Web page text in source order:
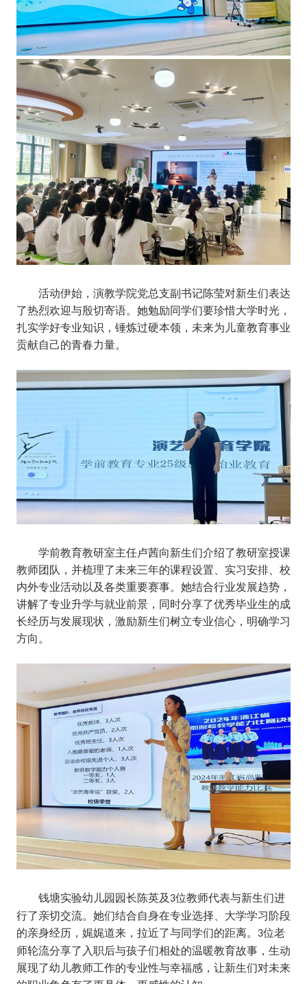
活动伊始， 演教学院党总支副书记陈莹对新生们表达
了热烈欢迎与殷切寄语。她勉励同学们要珍惜大学时光，
扎实学好专业知识，锤炼过硬本领，未来为 儿童教育事业
贡献自己的青春力量。
学前教育教研室主任卢茜向新生们介绍了教研室授课
教师团队，并梳理了未来三年的课程设置、 实习安排、校
内外专业活动 以及各类重要赛事。她结合行业发展趋势，
讲解了专业升学与就业前景，同时分享了优秀毕业生的成
长经历与发展现状，激励新生们树立专业信心，明确学习
方向 。
钱塘实验幼儿园园长陈英及 3位教师代表与新生们进
行了亲切交流。她们结合自身在专业选择、大学学习阶段
的亲身经历，娓娓道来，拉近了与同学们的距离。 3位老
师轮流分享了 入职后与孩子们相处的温暖教育故事，生动
展现了幼儿教师工作的专业性与幸福感，让新生们对未来